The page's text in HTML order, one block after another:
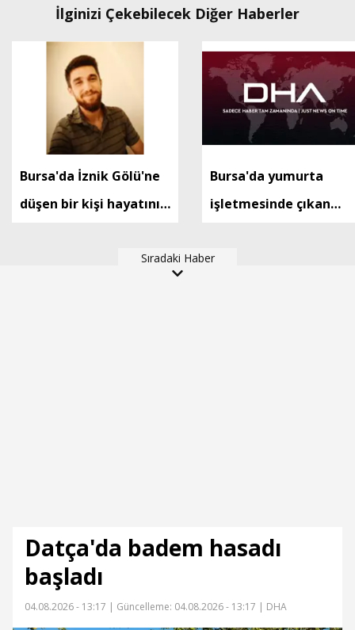
İlginizi Çekebilecek Diğer Haberler
Bursa'da İznik Gölü'ne
düşen bir kişi hayatını
Bursa'da yumurta
işletmesinde çıkan
Sıradaki Haber
Datça'da badem hasadı
başladı
04.08.2026 - 13:17 | Güncelleme: 04.08.2026 - 13:17 | DHA